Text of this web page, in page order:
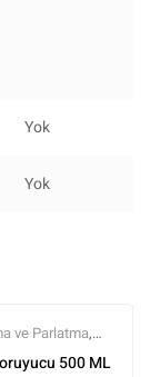
Yok
Yok
ve Parlatma,
,Tüm500 ML